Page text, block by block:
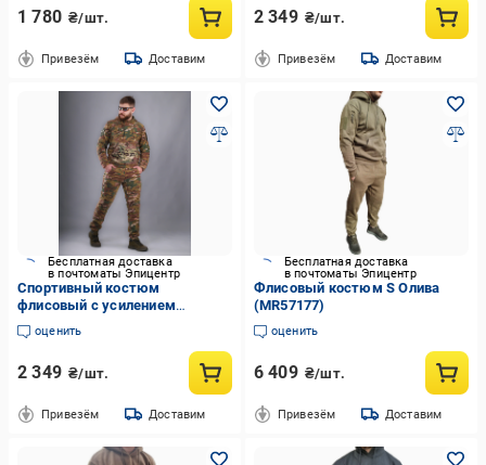
1 780 ₴/шт.
Привезём Доставим
2 349 ₴/шт.
Привезём Доставим
Бесплатная доставка
в почтоматы Эпицентр
Спортивный костюм
флисовый с усилением
софтшелл р. 52/54 Мультикам
оценить
2 349 ₴/шт.
Привезём Доставим
Бесплатная доставка
в почтоматы Эпицентр
Флисовый костюм S Олива
(MR57177)
оценить
6 409 ₴/шт.
Привезём Доставим